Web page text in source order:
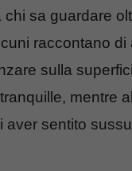
chi sa guardare
raccontano di
sulla
mentre
aver sentito